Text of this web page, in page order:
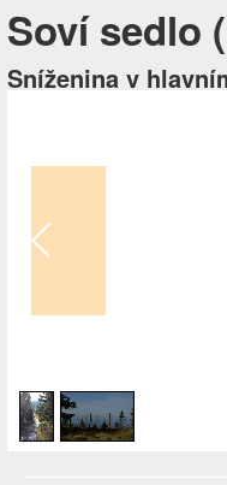
Soví sedlo
Sníženina v